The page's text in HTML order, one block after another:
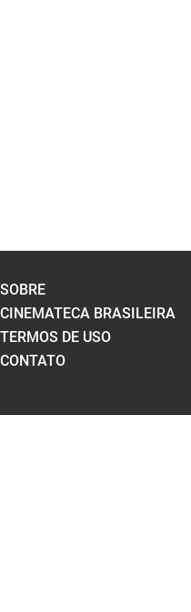
SOBRE
CINEMATECA BRASILEIRA
TERMOS DE USO
CONTATO